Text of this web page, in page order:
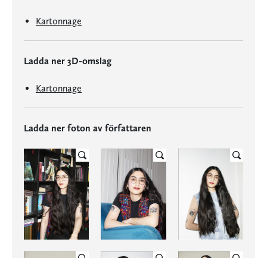
Kartonnage
Ladda ner 3D-omslag
Kartonnage
Ladda ner foton av författaren